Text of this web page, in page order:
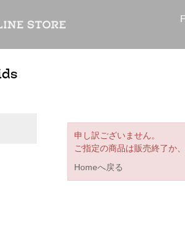
申し訳ございません。
ご指定の商品は販売終了か
Homeへ戻る